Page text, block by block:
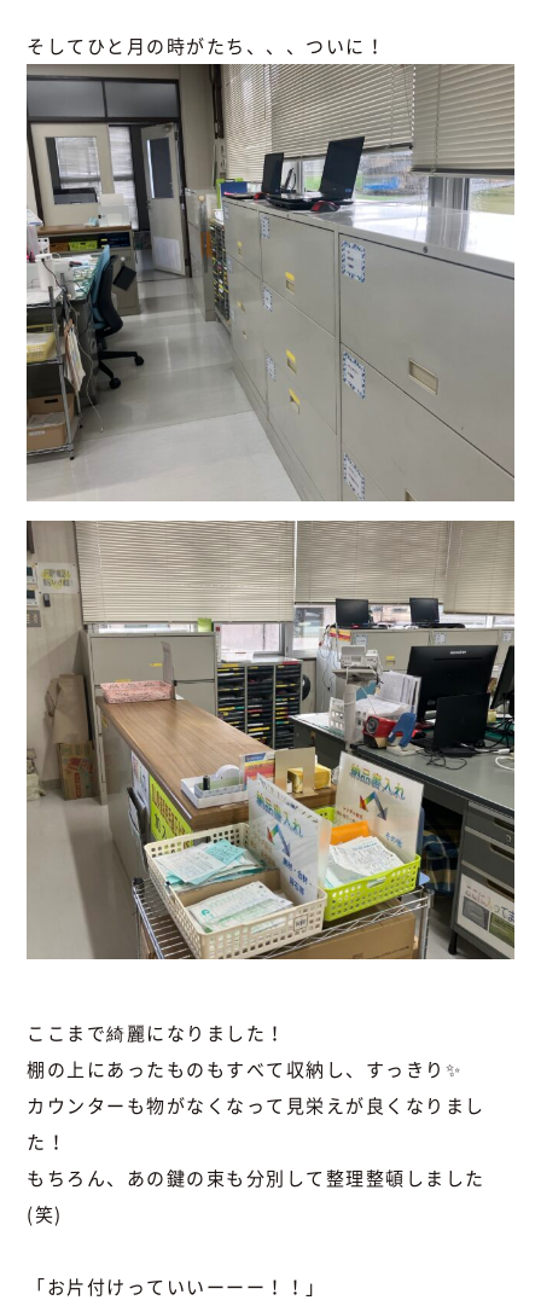
そしてひと月の時がたち、、、ついに！
ここまで綺麗になりました！
棚の上にあったものもすべて収納し、すっきり✨
カウンターも物がなくなって見栄えが良くなりまし
た！
もちろん、あの鍵の束も分別して整理整頓しました
(笑)
「お片付けっていいーーー！！」